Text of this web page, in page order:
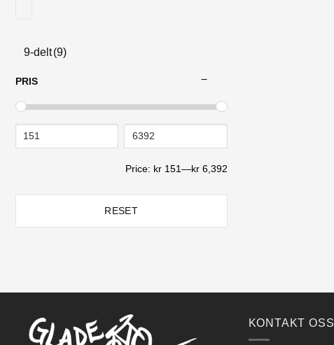
14-28
9-45T(1)
9-delt(9)
PRIS
Price: kr 151—kr 6,392
RESET
KONTAKT OSS